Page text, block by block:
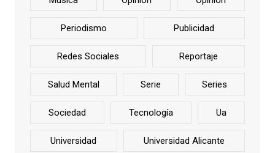
Periodismo Publicidad
Redes Sociales Reportaje
Salud Mental Serie Series
Sociedad Tecnología Ua
Universidad Universidad Alicante